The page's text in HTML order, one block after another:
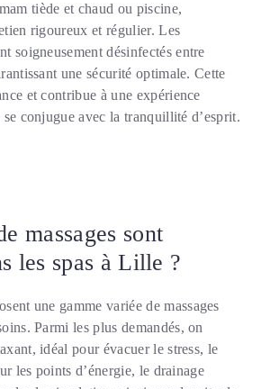
tiède et chaud ou piscine,
rigoureux et régulier. Les
soigneusement désinfectés entre
une sécurité optimale. Cette
et contribue à une expérience
conjugue avec la tranquillité d’esprit.
massages sont
les spas à Lille ?
une gamme variée de massages
Parmi les plus demandés, on
idéal pour évacuer le stress, le
les points d’énergie, le drainage